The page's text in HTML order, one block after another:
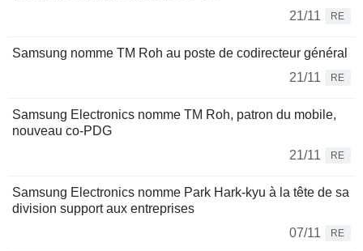
21/11
RE
Samsung nomme TM Roh au poste de codirecteur général
21/11
RE
Samsung Electronics nomme TM Roh, patron du mobile,
nouveau co-PDG
21/11
RE
Samsung Electronics nomme Park Hark-kyu à la tête de sa
division support aux entreprises
07/11
RE